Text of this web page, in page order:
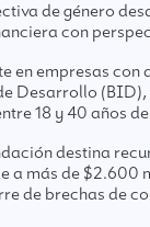
de género
con
en empresas
Desarrollo
18 y 40 años
destina
más de
de brechas